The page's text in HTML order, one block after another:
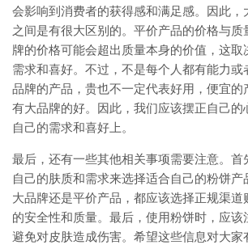
会影响到消费者的获得感和满足感。因此，
之间是有很大区别的。平价产品的价格与质
牌的价格可能会超出质量本身的价值，这取
需求和喜好。不过，不是每个人都有能力或
品牌的产品，贵也不一定代表好用，便宜的
有大品牌的好。因此，我们应该摆正自己的
自己的需求和喜好上。
最后，还有一些其他相关事项需要注意。首
自己的肤质和需求来选择适合自己的粉饼产
大品牌还是平价产品，都应该选择正规渠道
的安全性和质量。最后，使用粉饼时，应该
避免对皮肤造成伤害。希望这些信息对大家